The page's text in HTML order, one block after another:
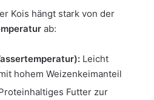
Kois hängt stark von der
ab:
Leicht
hohem Weizenkeimanteil
Futter zur